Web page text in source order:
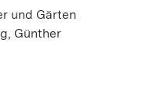
und Gärten
Günther